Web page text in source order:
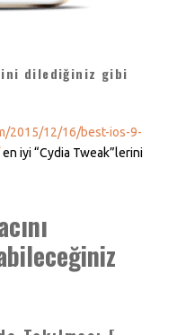
dilediğiniz gibi
2015/12/16/best-ios-9-
en iyi “Cydia Tweak”lerini